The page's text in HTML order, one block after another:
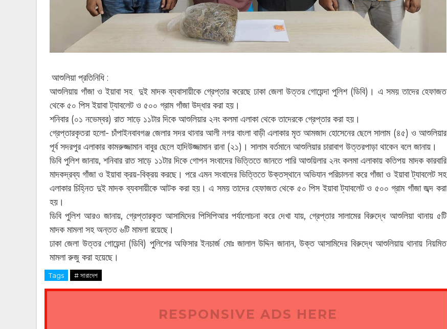
আশুলিয়া প্রতিনিধি :
আশুলিয়ায় গাঁজা ও ইয়াবা সহ দুই মাদক ব্যবাসায়ীকে গ্রেপ্তার করেছে ঢাকা জেলা উত্তর গোয়েন্দা পুলিশ (ডিবি)। এ সময় তাদের হেফাজত
থেকে ৫০ পিস ইয়াবা ট্যাবলেট ও ৫০০ গ্রাম গাঁজা উদ্ধার করা হয়।
শনিবার (০১ নভেম্বর) রাত সাড়ে ১১টার দিকে আশুলিয়ার ২নং কলমা এলাকা থেকে তাদেরকে গ্রেপ্তার করা হয়।
গ্রেপ্তারকৃতরা হলো- চাঁপাইনবাবগঞ্জ জেলার সদর থানার আলী নগর বাংলা বাড়ী এলাকার মৃত আমজাদ হোসেনের ছেলে সালাম (৪৫) ও আশুলিয়ার
পূর্ব সদরপুর এলাকার কামরুজ্জামান বাবুর ছেলে হাদিউজ্জামান রানা (২১)। সালাম বর্তমানে আশুলিয়ার চারাবাগ উত্তরপাড়া থাকেন বলে জানায়।
ডিবি পুলিশ জানায়, শনিবার রাত সাড়ে ১১টার দিকে গোপন সংবাদের ভিত্তিতে জানতে পারি আশুয়িলার ২নং কলমা এলাকায় কতিপয় মাদক কারবারি
মাদকদ্রব্য গাঁজা ও ইয়াবা ক্রয়-বিক্রয় করছে। পরে এমন সংবাদের ভিত্তিতে উক্তস্থানে অভিযান পরিচালনা করে গাঁজা ও ইয়াবা ট্যাবলেট সহ
এলাকার চিহ্নিত দুই মাদক ব্যবসায়ীকে আটক করা হয়। এ সময় তাদের হেফাজত থেকে ৫০ পিস ইয়াবা ট্যাবলেট ও ৫০০ গ্রাম গাঁজা জব্দ করা
হয়।
ডিবি পুলিশ আরও জানায়, গ্রেপ্তারকৃত আসামিদের পিসিপিআর পর্যালোচনা করে দেখা যায়, গ্রেপ্তার সালামের বিরুদ্ধে আশুলিয়া থানায় ৫টি
মাদক মামলা সহ অন্তত ৬টি মামলা রয়েছে।
ঢাকা জেলা উত্তর গোয়েন্দা (ডিবি) পুলিশের অফিসার ইনচার্জ মোঃ জালাল উদ্দিন জানান, উক্ত আসামিদের বিরুদ্ধে আশুলিয়ায় থানায় নিয়মিত
মামলা রুজু করা হয়েছে।
Tags # সারাদেশ
RESPONSIVE ADS HERE